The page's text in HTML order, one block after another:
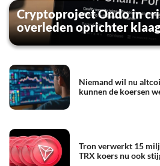
Cryptoproject Ondo in
overleden oprichter
Niemand wil nu
kunnen de koersen
Tron verwerkt 15
TRX koers nu ook